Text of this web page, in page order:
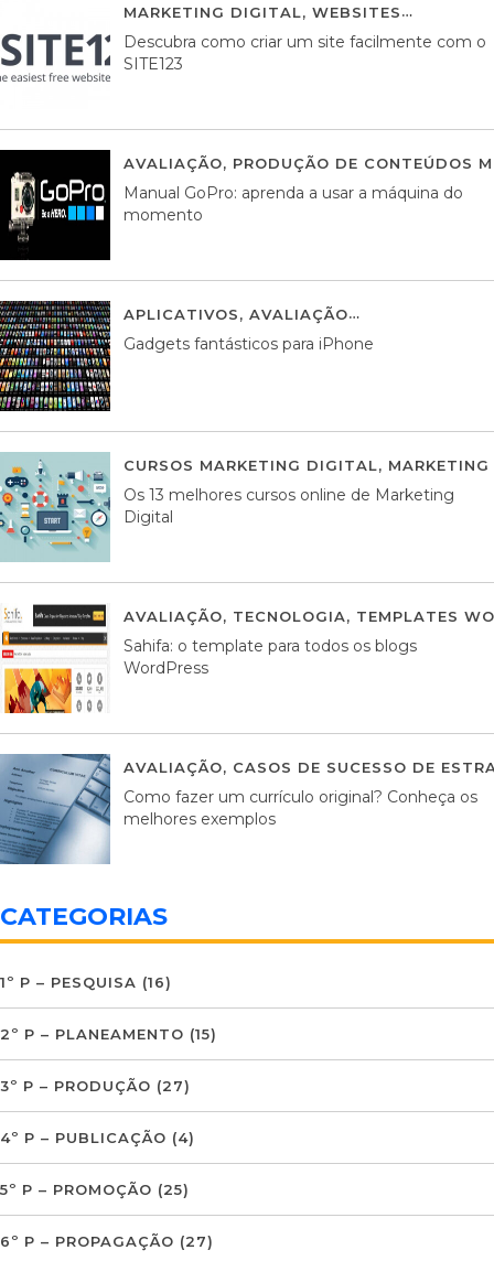
MARKETING DIGITAL, WEBSITES
Descubra como criar um site facilmente com o
SITE123
AVALIAÇÃO, PRODUÇÃO DE CONTEÚDOS
Manual GoPro: aprenda a usar a máquina do
momento
APLICATIVOS, AVALIAÇÃO
Gadgets fantásticos para iPhone
CURSOS MARKETING DIGITAL,
Os 13 melhores cursos online de Marketing
Digital
AVALIAÇÃO, TECNOLOGIA, TEMPLATES
Sahifa: o template para todos os blogs
WordPress
AVALIAÇÃO, CASOS DE SUCESSO DE
Como fazer um currículo original? Conheça os
melhores exemplos
CATEGORIAS
1º P – PESQUISA (16)
2º P – PLANEAMENTO (15)
3º P – PRODUÇÃO (27)
4º P – PUBLICAÇÃO (4)
5º P – PROMOÇÃO (25)
6º P – PROPAGAÇÃO (27)